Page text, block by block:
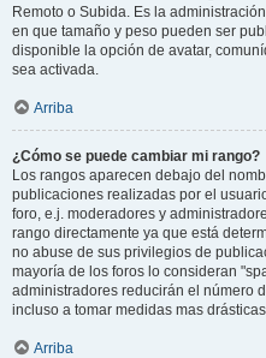
Remoto o Subida. Es la
en que tamaño y peso pueden ser
disponible la opción de avatar,
sea activada.
Arriba
¿Cómo se puede cambiar mi rango?
Los rangos aparecen debajo del
publicaciones realizadas por el
foro, e.j. moderadores y
rango directamente ya que está
no abuse de sus privilegios de
mayoría de los foros lo consideran
administradores reducirán el número
incluso a tomar medidas mas
Arriba